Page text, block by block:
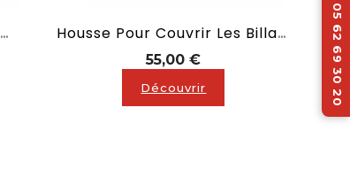
Rallonge Ou Extension En 2 Parties Housse Pour Couvrir Les Billards En 2,10 M
55,00 €Prix
Découvrir 05 62 69 30 20